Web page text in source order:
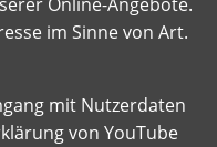
Online-Angebote.
im Sinne von Art.
mit Nutzerdaten
von YouTube